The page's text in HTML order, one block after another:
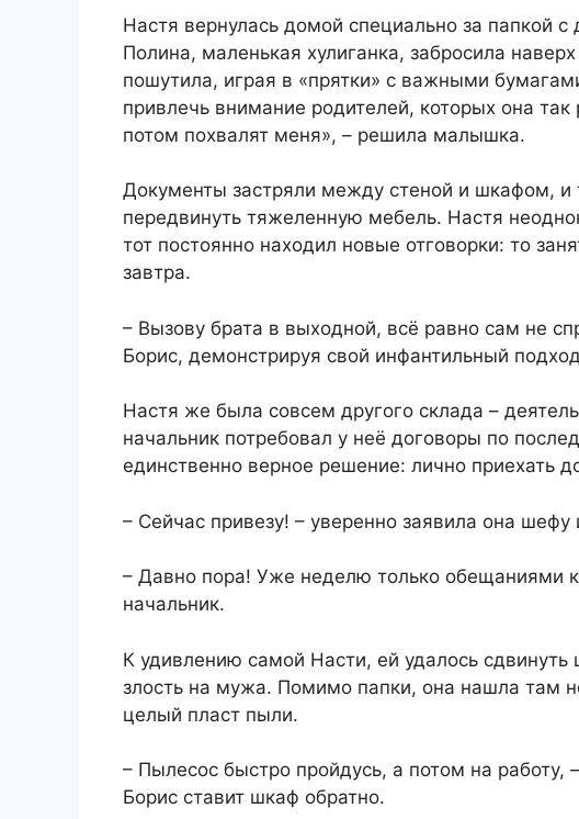
Настя вернулась домой специально за папкой
Полина, маленькая хулиганка, забросила
пошутила, играя в «прятки» с важными
привлечь внимание родителей, которых она
потом похвалят меня», – решила малышка.
Документы застряли между стеной и шкафом, и
передвинуть тяжеленную мебель. Настя
тот постоянно находил новые отговорки: то
завтра.
– Вызову брата в выходной, всё равно сам не
Борис, демонстрируя свой инфантильный
Настя же была совсем другого склада –
начальник потребовал у неё договоры по
единственно верное решение: лично приехать
– Сейчас привезу! – уверенно заявила она шефу
– Давно пора! Уже неделю только обещаниями
начальник.
К удивлению самой Насти, ей удалось
злость на мужа. Помимо папки, она нашла там
целый пласт пыли.
– Пылесос быстро пройдусь, а потом на
Борис ставит шкаф обратно.